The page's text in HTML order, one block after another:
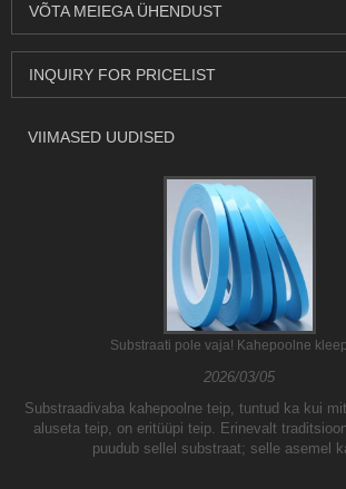
VÕTA MEIEGA ÜHENDUST
INQUIRY FOR PRICELIST
VIIMASED UUDISED
Substraati pole vaja! Kahepoolne
2026/03/05
Substraadivaba kahepoolne teip, tuntud ka kui
aluseta teip, on eritüüpi teip. Erinevalt
puudub sellel substraat; selle asemel